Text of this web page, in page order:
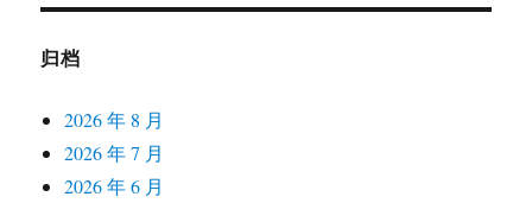
归档
2026 年 8 月
2026 年 7 月
2026 年 6 月